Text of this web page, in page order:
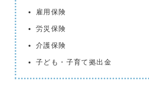
雇用保険
労災保険
介護保険
子ども・子育て拠出金